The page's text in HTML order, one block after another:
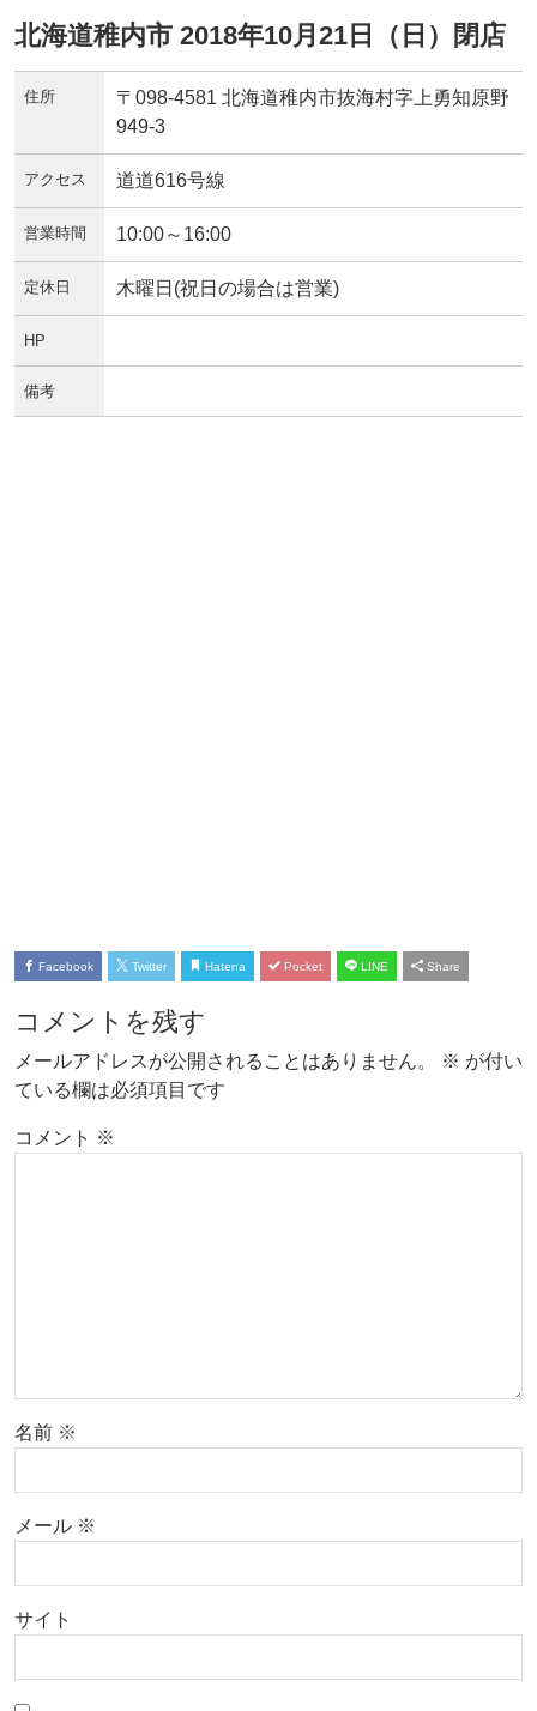
北海道稚内市 2018年10月21日（日）閉店
住所
〒098-4581 北海道稚内市抜海村字上勇知原野
949-3
アクセス 道道616号線
営業時間 10:00～16:00
定休日 木曜日(祝日の場合は営業)
HP
備考
Facebook Twitter Hatena Pocket LINE Share
コメントを残す
メールアドレスが公開されることはありません。 ※ が付い
ている欄は必須項目です
コメント ※
名前 ※
メール ※
サイト